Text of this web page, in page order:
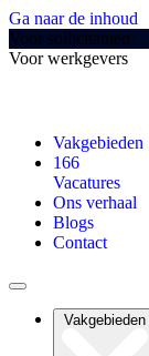
Ga naar de inhoud
Voor sollicitanten
Voor werkgevers
Vakgebieden
166
Vacatures
Ons verhaal
Blogs
Contact
Vakgebieden